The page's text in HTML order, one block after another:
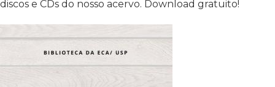
discos e CDs do nosso acervo. Download gratuito!